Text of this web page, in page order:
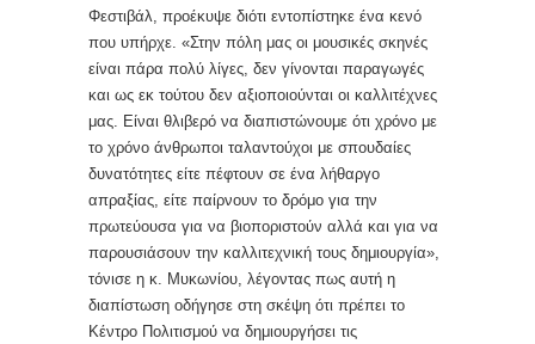
Φεστιβάλ, προέκυψε διότι εντοπίστηκε ένα κενό
που υπήρχε. «Στην πόλη μας οι μουσικές σκηνές
είναι πάρα πολύ λίγες, δεν γίνονται παραγωγές
και ως εκ τούτου δεν αξιοποιούνται οι καλλιτέχνες
μας. Είναι θλιβερό να διαπιστώνουμε ότι χρόνο με
το χρόνο άνθρωποι ταλαντούχοι με σπουδαίες
δυνατότητες είτε πέφτουν σε ένα λήθαργο
απραξίας, είτε παίρνουν το δρόμο για την
πρωτεύουσα για να βιοποριστούν αλλά και για να
παρουσιάσουν την καλλιτεχνική τους δημιουργία»,
τόνισε η κ. Μυκωνίου, λέγοντας πως αυτή η
διαπίστωση οδήγησε στη σκέψη ότι πρέπει το
Κέντρο Πολιτισμού να δημιουργήσει τις